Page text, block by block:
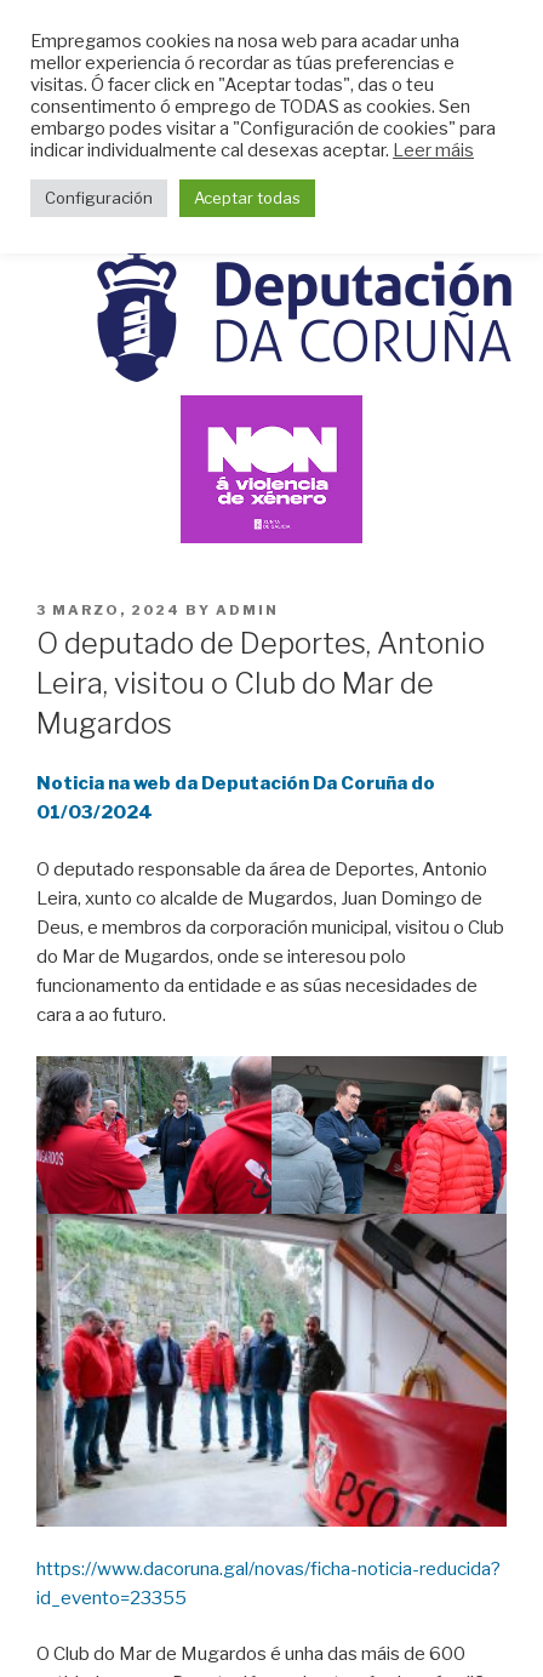
content
CLUB DO MAR DE
MUGARDOS
Web do Club do Mar de Mugardos
POSTED
ON
3 MARZO, 2024 BY ADMIN
O deputado de Deportes, Antonio
Leira, visitou o Club do Mar de
Mugardos
Noticia na web da Deputación Da Coruña do
01/03/2024
O deputado responsable da área de Deportes, Antonio
Leira, xunto co alcalde de Mugardos, Juan Domingo de
Deus, e membros da corporación municipal, visitou o Club
do Mar de Mugardos, onde se interesou polo
funcionamento da entidade e as súas necesidades de
cara a ao futuro.
https://www.dacoruna.gal/novas/ficha-noticia-reducida?
id_evento=23355
O Club do Mar de Mugardos é unha das máis de 600
Empregamos cookies na nosa web para acadar unha
mellor experiencia ó recordar as túas preferencias e
visitas. Ó facer click en "Aceptar todas", das o teu
consentimento ó emprego de TODAS as cookies. Sen
embargo podes visitar a "Configuración de cookies" para
indicar individualmente cal desexas aceptar. Leer máis
Configuración Aceptar todas